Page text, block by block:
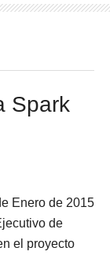
Spark
Enero de 2015
de
el proyecto